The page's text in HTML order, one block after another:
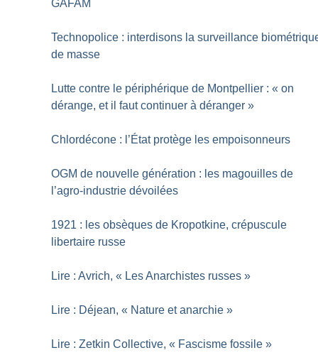
GAFAM
Technopolice : interdisons la surveillance
de masse
Lutte contre le périphérique de Montpellier : « on
dérange, et il faut continuer à déranger »
Chlordécone : l’État protège les empoisonneurs
OGM de nouvelle génération : les magouilles de
l’agro-industrie dévoilées
1921 : les obsèques de Kropotkine, crépuscule
libertaire russe
Lire : Avrich, « Les Anarchistes russes »
Lire : Déjean, « Nature et anarchie »
Lire : Zetkin Collective, « Fascisme fossile »